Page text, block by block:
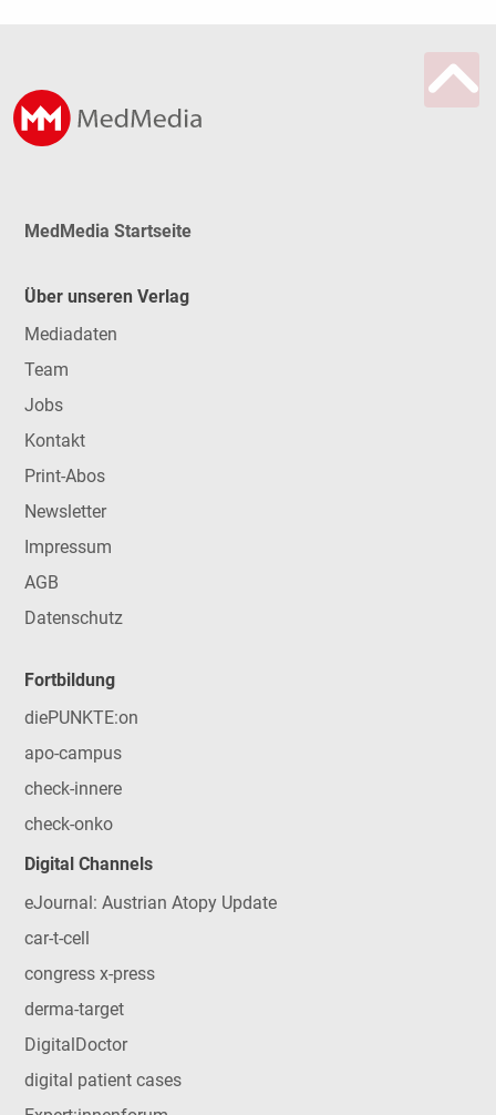
MedMedia Startseite
Über unseren Verlag
Mediadaten
Team
Jobs
Kontakt
Print-Abos
Newsletter
Impressum
AGB
Datenschutz
Fortbildung
diePUNKTE:on
apo-campus
check-innere
check-onko
Digital Channels
eJournal: Austrian Atopy Update
car-t-cell
congress x-press
derma-target
DigitalDoctor
digital patient cases